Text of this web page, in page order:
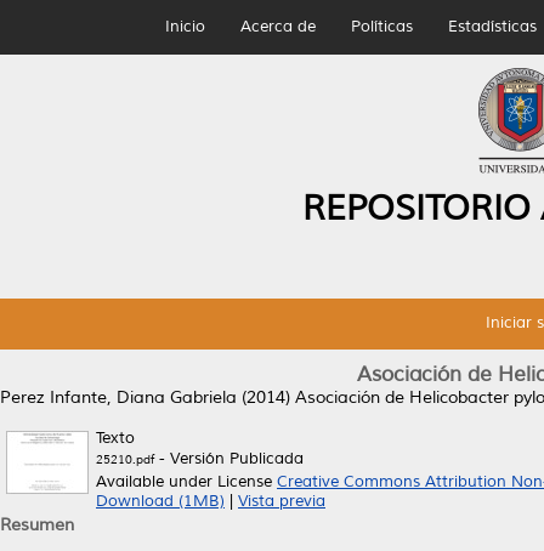
Inicio Acerca de Políticas Estadísticas
Iniciar
Asociación de
Perez Infante, Diana Gabriela (2014) Asociación de Helicobacter
Texto
25210.pdf- Versión Publicada
Available under License Creative Commons Attribution
Download (1MB)
Vista previa
Resumen